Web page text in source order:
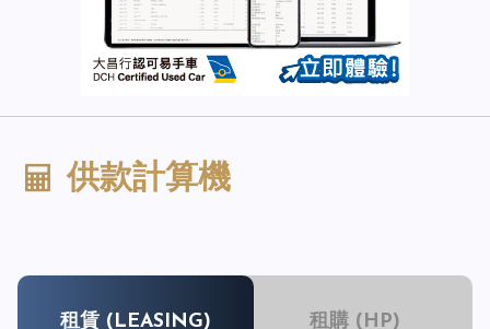
供款計算機
租賃 (LEASING) 租購 (HP)